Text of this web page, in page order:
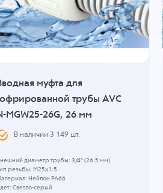
муфта для
трубы AVC
MGW25-26G, 26 мм
В наличии 3 149шт.
диаметр трубы: 3/4" (26.5 мм)
резьбы: M25x1.5
Нейлон PA66
Светло-серый